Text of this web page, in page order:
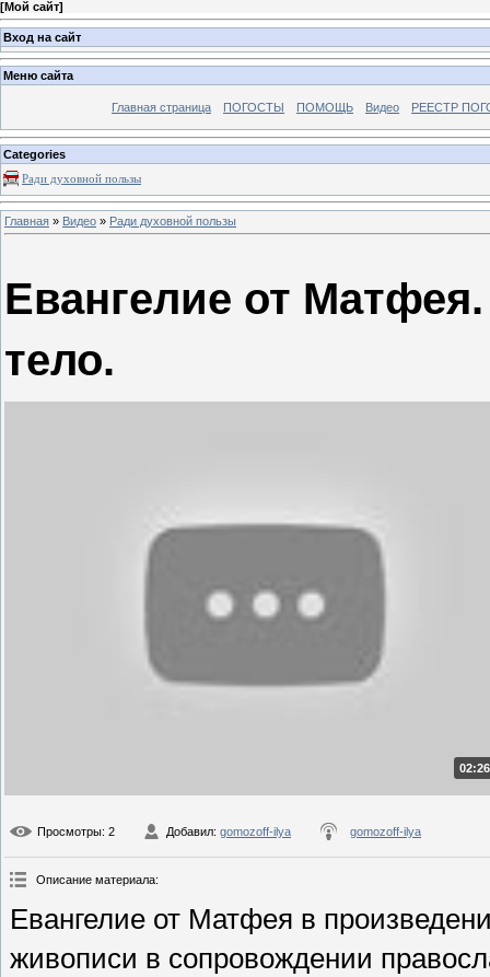
[Мой сайт]
Вход на сайт
Меню сайта
Главная страница ПОГОСТЫ ПОМОЩЬ Видео РЕЕСТР
Categories
Ради духовной пользы
Главная » Видео » Ради духовной пользы
Евангелие от
тело.
Просмотры: 2 Добавил: gomozoff-ilya gomozoff-ilya
Описание материала:
Евангелие от Матфея в
живописи в сопровождении